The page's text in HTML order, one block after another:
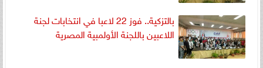
بالتزكية.. فوز 22 لاعبا في انتخابات لجنة
اللاعبين باللجنة الأولمبية المصرية